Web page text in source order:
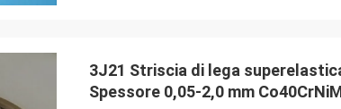
3J21 Striscia di lega
Spessore 0,05-2,0 mm